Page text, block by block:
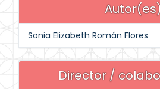
Sonia Elizabeth Román Flores
Director /